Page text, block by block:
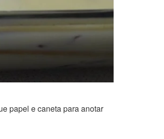
papel e caneta para anotar